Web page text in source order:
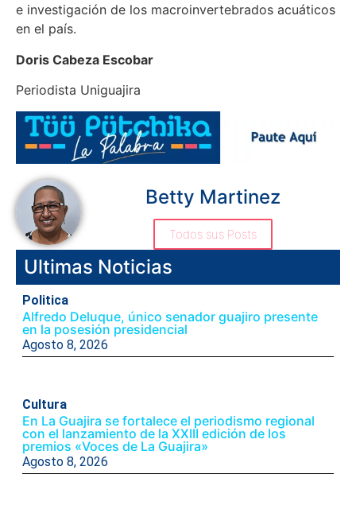
e investigación de los macroinvertebrados acuáticos
en el país.
Doris Cabeza Escobar
Periodista Uniguajira
Betty Martinez
Todos sus Posts
Ultimas Noticias
Politica
Alfredo Deluque, único senador guajiro presente
en la posesión presidencial
Agosto 8, 2026
Cultura
En La Guajira se fortalece el periodismo regional
con el lanzamiento de la XXIII edición de los
premios «Voces de La Guajira»
Agosto 8, 2026